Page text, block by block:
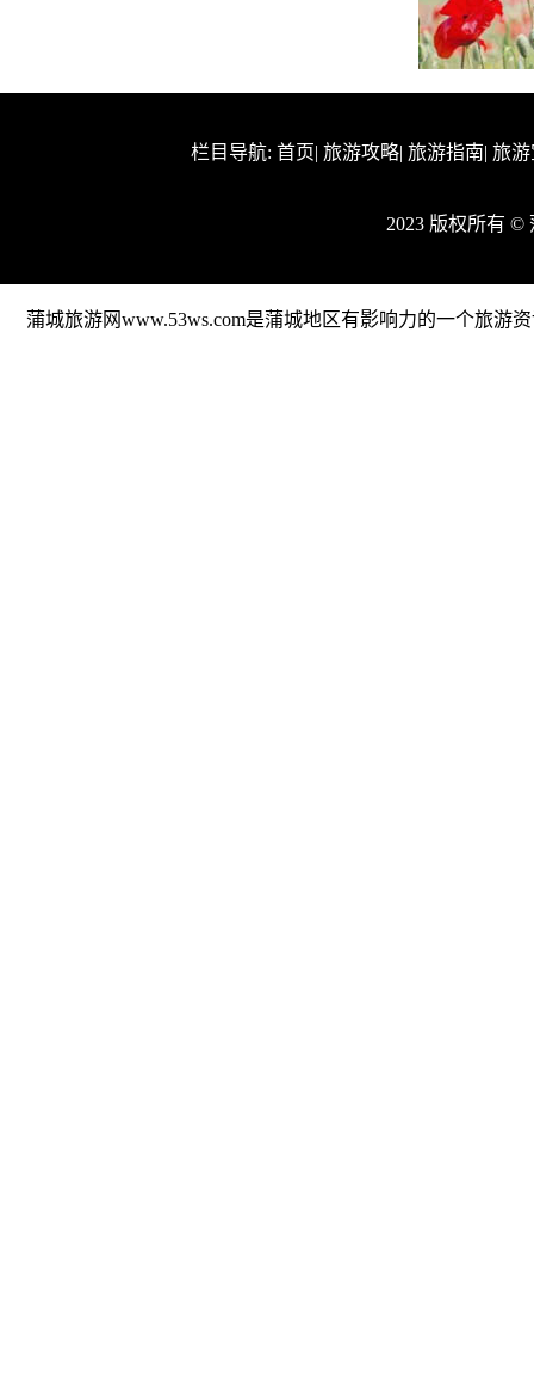
栏目导航: 首页| 旅游攻略| 旅游指南| 旅
2023 版权所有
蒲城旅游网www.53ws.com是蒲城地区有影响力的一个旅游